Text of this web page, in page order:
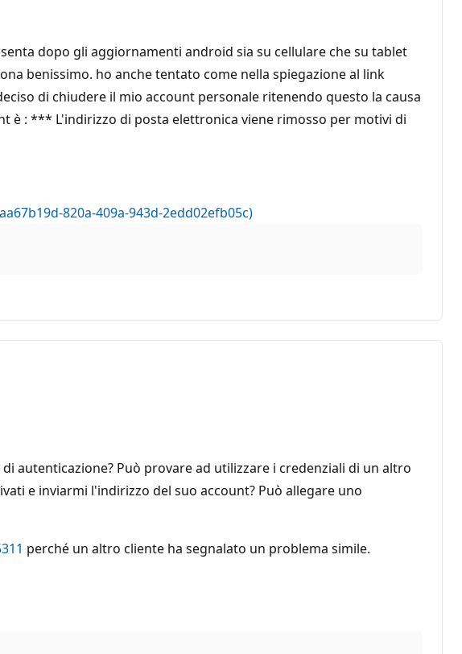
dopo gli aggiornamenti android sia su cellulare che su tablet
benissimo. ho anche tentato come nella spiegazione al link
di chiudere il mio account personale ritenendo questo la causa
è : *** L'indirizzo di posta elettronica viene rimosso per motivi di
820a-409a-943d-2edd02efb05c)
autenticazione? Può provare ad utilizzare i credenziali di un altro
e inviarmi l'indirizzo del suo account? Può allegare uno
perché un altro cliente ha segnalato un problema simile.